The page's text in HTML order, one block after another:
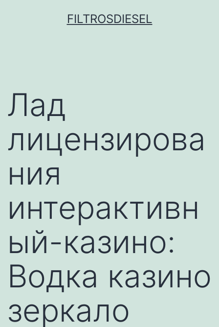
FILTROSDIESEL
Лад
лицензирова
ния
интерактивн
ый-казино:
Водка казино
зеркало